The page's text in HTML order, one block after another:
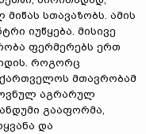
მიწას სთავაზობს. ამის
იუწყება. მისივე
ფერმერებს ერთ
როგორც
მთავრობამ
აგრარულ
გააფორმა,
და